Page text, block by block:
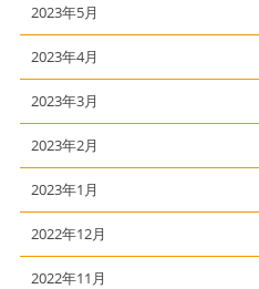
2023年5月
2023年4月
2023年3月
2023年2月
2023年1月
2022年12月
2022年11月